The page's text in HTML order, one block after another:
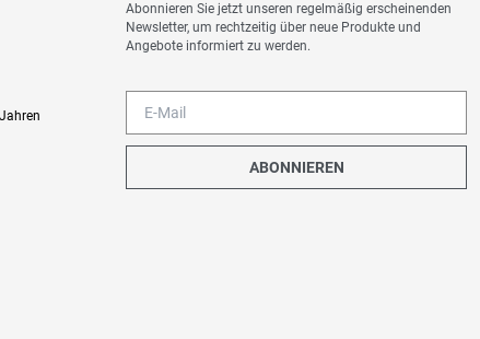
Abonnieren Sie jetzt unseren regelmäßig erscheinenden
Newsletter, um rechtzeitig über neue Produkte und
Angebote informiert zu werden.
ABONNIEREN